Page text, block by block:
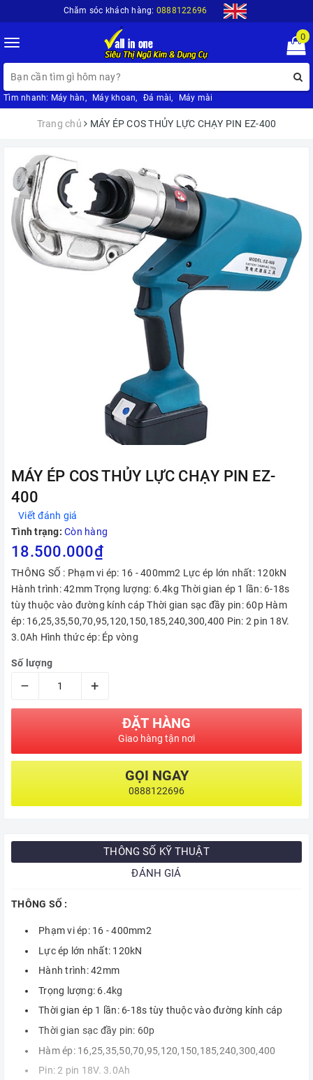
Chăm sóc khách hàng: 0888122696
Toggle
navigation
0
Tìm nhanh: Máy hàn, Máy khoan, Đá mài, Máy mài
Trang chủ MÁY ÉP COS THỦY LỰC CHẠY PIN EZ-400
MÁY ÉP COS THỦY LỰC CHẠY PIN EZ-
400
Viết đánh giá
Tình trạng: Còn hàng
18.500.000₫
THÔNG SỐ : Phạm vi ép: 16 - 400mm2 Lực ép lớn nhất: 120kN
Hành trình: 42mm Trọng lượng: 6.4kg Thời gian ép 1 lần: 6-18s
tùy thuộc vào đường kính cáp Thời gian sạc đầy pin: 60p Hàm
ép: 16,25,35,50,70,95,120,150,185,240,300,400 Pin: 2 pin 18V.
3.0Ah Hình thức ép: Ép vòng
Số lượng
– +
ĐẶT HÀNG
Giao hàng tận nơi
GỌI NGAY
0888122696
THÔNG SỐ KỸ THUẬT
ĐÁNH GIÁ
THÔNG SỐ :
Phạm vi ép: 16 - 400mm2
Lực ép lớn nhất: 120kN
Hành trình: 42mm
Trọng lượng: 6.4kg
Thời gian ép 1 lần: 6-18s tùy thuộc vào đường kính cáp
Thời gian sạc đầy pin: 60p
Hàm ép: 16,25,35,50,70,95,120,150,185,240,300,400
Pin: 2 pin 18V. 3.0Ah